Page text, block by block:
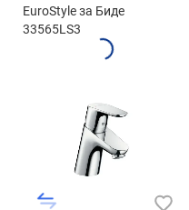
EuroStyle за Биде
33565LS3